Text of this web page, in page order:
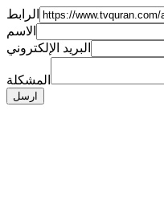
الرابط
الاسم
البريد الإلكتروني
المشكلة
ارسل